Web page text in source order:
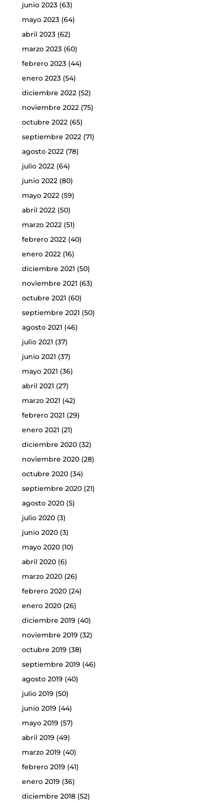
junio 2023(63)
mayo 2023(64)
abril 2023(62)
marzo 2023(60)
febrero 2023(44)
enero 2023(54)
diciembre 2022(52)
noviembre 2022(75)
octubre 2022(65)
septiembre 2022(71)
agosto 2022(78)
julio 2022(64)
junio 2022(80)
mayo 2022(59)
abril 2022(50)
marzo 2022(51)
febrero 2022(40)
enero 2022(16)
diciembre 2021 (50)
noviembre 2021 (63)
octubre 2021 (60)
septiembre 2021 (50)
agosto 2021 (46)
julio 2021 (37)
junio 2021 (37)
mayo 2021 (36)
abril 2021 (27)
marzo 2021 (42)
febrero 2021 (29)
enero 2021 (21)
diciembre 2020(32)
noviembre 2020(28)
octubre 2020(34)
septiembre 2020(21)
agosto 2020(5)
julio 2020(3)
junio 2020(3)
mayo 2020(10)
abril 2020(6)
marzo 2020(26)
febrero 2020(24)
enero 2020(26)
diciembre 2019 (40)
noviembre 2019 (32)
octubre 2019 (38)
septiembre 2019 (46)
agosto 2019 (40)
julio 2019 (50)
junio 2019 (44)
mayo 2019 (57)
abril 2019 (49)
marzo 2019 (40)
febrero 2019 (41)
enero 2019 (36)
diciembre 2018(52)